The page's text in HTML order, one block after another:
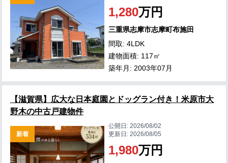
1,280万円
三重県志摩市志摩町布施田
間取: 4LDK
建物面積: 117㎡
築年月: 2003年07月
【滋賀県】広大な日本庭園とドッグラン付き！米原市大
野木の中古戸建物件
新着
公開日:2026/08/02
更新日:2026/08/05
1,980万円